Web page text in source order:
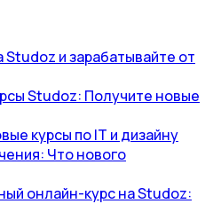
Studoz и зарабатывайте от
Studoz: Получите новые
курсы по IT и дизайну
Что нового
онлайн-курс на Studoz: